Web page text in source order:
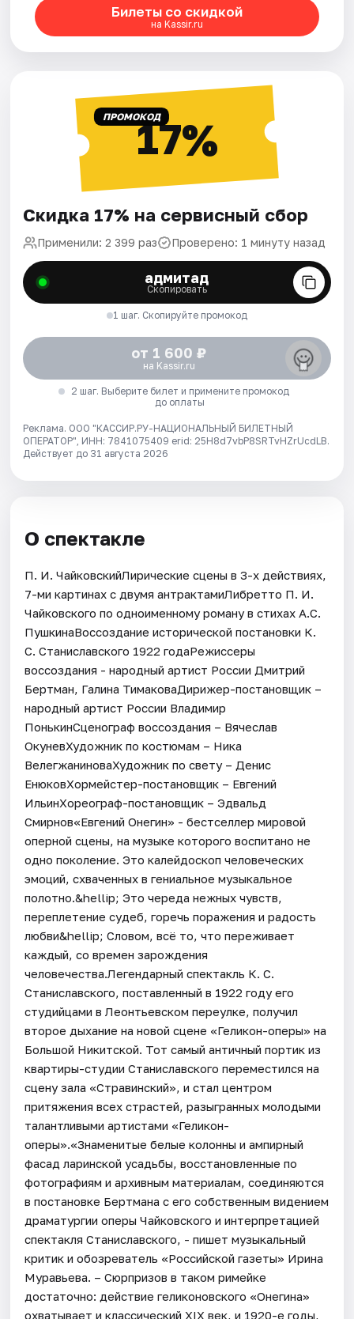
Билеты со скидкой
на Kassir.ru
ПРОМОКОД17%
Скидка 17% на сервисный сбор
Применили: 2 399 раз Проверено: 1 минуту назад
адмитад
Скопировать
1 шаг. Скопируйте промокод
от 1 600 ₽
на Kassir.ru
2 шаг. Выберите билет и примените промокод
до оплаты
Реклама. ООО "КАССИР.РУ-НАЦИОНАЛЬНЫЙ БИЛЕТНЫЙ
ОПЕРАТОР", ИНН: 7841075409 erid: 25H8d7vbP8SRTvHZrUcdLB.
Действует до 31 августа 2026
О спектакле
П. И. ЧайковскийЛирические сцены в 3-х действиях,
7-ми картинах c двумя антрактамиЛибретто П. И.
Чайковского по одноименному роману в стихах А.С.
ПушкинаВоссоздание исторической постановки К.
С. Станиславского 1922 годаРежиссеры
воссоздания - народный артист России Дмитрий
Бертман, Галина ТимаковаДирижер-постановщик –
народный артист России Владимир
ПонькинСценограф воссоздания – Вячеслав
ОкуневХудожник по костюмам – Ника
ВелегжаниноваХудожник по свету – Денис
ЕнюковХормейстер-постановщик – Евгений
ИльинХореограф-постановщик – Эдвальд
Смирнов«Евгений Онегин» - бестселлер мировой
оперной сцены, на музыке которого воспитано не
одно поколение. Это калейдоскоп человеческих
эмоций, схваченных в гениальное музыкальное
полотно.&hellip; Это череда нежных чувств,
переплетение судеб, горечь поражения и радость
любви&hellip; Словом, всё то, что переживает
каждый, со времен зарождения
человечества.Легендарный спектакль К. С.
Станиславского, поставленный в 1922 году его
студийцами в Леонтьевском переулке, получил
второе дыхание на новой сцене «Геликон-оперы» на
Большой Никитской. Тот самый античный портик из
квартиры-студии Станиславского переместился на
сцену зала «Стравинский», и стал центром
притяжения всех страстей, разыгранных молодыми
талантливыми артистами «Геликон-
оперы».«Знаменитые белые колонны и ампирный
фасад ларинской усадьбы, восстановленные по
фотографиям и архивным материалам, соединяются
в постановке Бертмана с его собственным видением
драматургии оперы Чайковского и интерпретацией
спектакля Станиславского, - пишет музыкальный
критик и обозреватель «Российской газеты» Ирина
Муравьева. – Сюрпризов в таком римейке
достаточно: действие геликоновского «Онегина»
охватывает и классический XIX век, и 1920-е годы,